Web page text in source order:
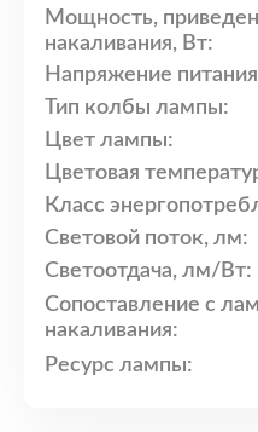
Мощность,
накаливания, Вт:
Напряжение
Тип колбы лампы:
Цвет лампы:
Цветовая
Класс
Световой поток, лм:
Светоотдача, лм/Вт:
Сопоставление с
накаливания:
Ресурс лампы: